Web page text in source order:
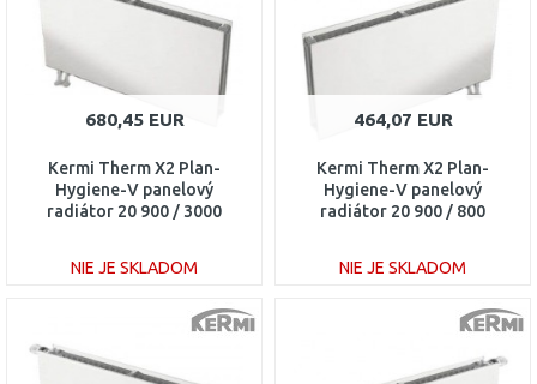
680,45 EUR
Kermi Therm X2 Plan-
Hygiene-V panelový
radiátor 20 900 / 3000
NIE JE SKLADOM
DO KOŠÍKA
Porovnať
464,07 EUR
Kermi Therm X2 Plan-
Hygiene-V panelový
radiátor 20 900 / 800
NIE JE SKLADOM
DO KOŠÍKA